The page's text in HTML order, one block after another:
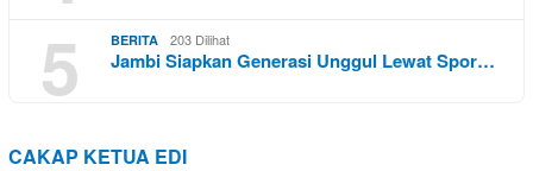
5
BERITA 203 Dilihat
Jambi Siapkan Generasi Unggul Lewat Spor…
CAKAP KETUA EDI